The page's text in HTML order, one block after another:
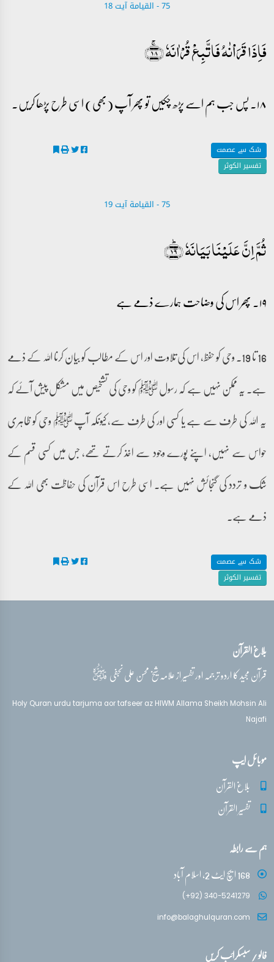
75 - ‎القيامة آیت 18
فَاِذَا قَرَاۡنٰہُ فَاتَّبِعۡ قُرۡاٰنَہٗ ﴿ۚ۱۸﴾
۱۸۔ پس جب ہم اسے پڑھ چکیں تو پھر آپ (بھی) اسی طرح پڑھا کریں۔
شک سے عصمت
تفسیر الکوثر
75 - ‎القيامة آیت 19
ثُمَّ اِنَّ عَلَیۡنَا بَیَانَہٗ ﴿ؕ۱۹﴾
۱۹۔ پھر اس کی وضاحت ہمارے ذمے ہے
16 تا 19۔ وحی کو حفظ، اس کی تلاوت اور اس کے مطالب کو بیان کرنا اللہ کے ذمے
ہے۔ یہ ممکن نہیں ہے کہ رسول ﷺ کو وحی کی تشخیص میں مشکل پیش آئے کہ
یہ اللہ کی طرف سے ہے یا کسی اور کی طرف سے، کیونکہ آپ ﷺ وحی کو ظاہری
حواس سے نہیں، اپنے پورے وجود سے اخذ کرتے تھے، جس میں کسی قسم کے
شک و تردد کی گنجائش نہیں ہے۔ اسی طرح اس قرآن کی حفاظت بھی اللہ کے
ذمے ہے۔
شک سے عصمت
تفسیر الکوثر
بلاغ القرآن
قرآن مجید کا اردو ترجمہ اور تفسیر از علامہ شیخ محسن علی نجفیقدس‌سره
Holy Quran urdu tarjuma aor tafseer az HIWM Allama Sheikh Mohsin Ali
Najafi
موبائل ایپ
بلاغ القرآن
تفسیر القرآن
ہم سے رابطہ
168 ایچ ایٹ 2، اسلام آباد
(+92) 340-5241279
info@balaghulquran.com
فالو / سبسکرائب کریں